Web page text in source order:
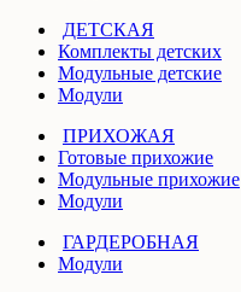
ДЕТСКАЯ
Комплекты детских
Модульные детские
Модули
ПРИХОЖАЯ
Готовые прихожие
Модульные прихожие
Модули
ГАРДЕРОБНАЯ
Модули